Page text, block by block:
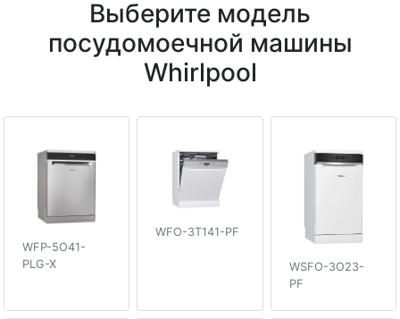
Выберите модель
посудомоечной машины
Whirlpool
WFP-5O41-
PLG-X
WFO-3T141-PF
WSFO-3O23-
PF